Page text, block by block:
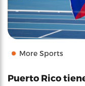
More Sports
Puerto Rico